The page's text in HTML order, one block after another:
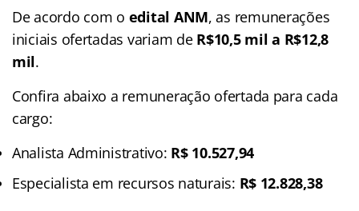
De acordo com o edital ANM, as remunerações
iniciais ofertadas variam de R$10,5 mil a R$12,8
mil.
Confira abaixo a remuneração ofertada para cada
cargo:
Analista Administrativo: R$ 10.527,94
Especialista em recursos naturais: R$ 12.828,38